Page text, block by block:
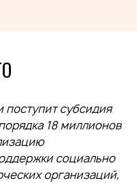
поступит субсидия
18 миллионов
социально
организаций,